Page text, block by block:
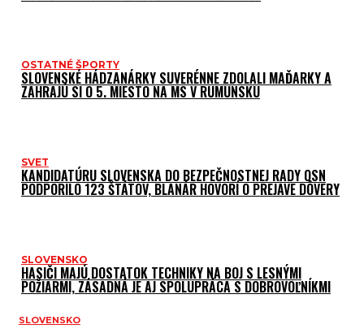
OSTATNÉ ŠPORTY
SLOVENSKÉ HÁDZANÁRKY SUVERÉNNE ZDOLALI MAĎARKY A
ZAHRAJÚ SI O 5. MIESTO NA MS V RUMUNSKU
SVET
KANDIDATÚRU SLOVENSKA DO BEZPEČNOSTNEJ RADY OSN
PODPORILO 123 ŠTÁTOV, BLANÁR HOVORÍ O PREJAVE DÔVERY
SLOVENSKO
HASIČI MAJÚ DOSTATOK TECHNIKY NA BOJ S LESNÝMI
POŽIARMI, ZÁSADNÁ JE AJ SPOLUPRÁCA S DOBROVOĽNÍKMI
SLOVENSKO